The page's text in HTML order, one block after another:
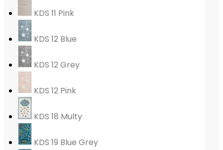
KDS 11 Pink
KDS 12 Blue
KDS 12 Grey
KDS 12 Pink
KDS 18 Multy
KDS 19 Blue Grey